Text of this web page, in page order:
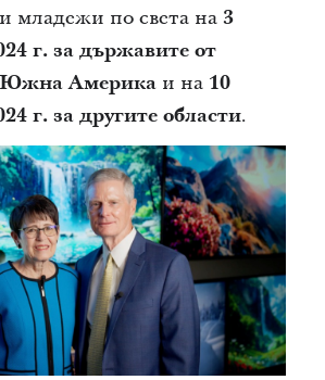
младежи по света на 3
г. за държавите от
Южна Америкаи на 10
г. за другите области.